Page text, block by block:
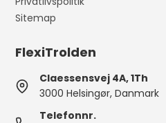
Sitemap
FlexiTrolden
Claessensvej 4A, 1Th
3000 Helsingør, Danmark
Telefonnr.